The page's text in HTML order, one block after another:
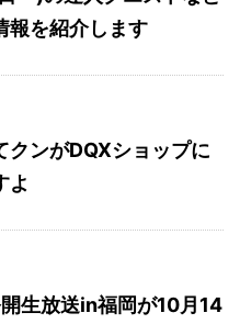
報を紹介します
クンがDQXショップに
よ
生放送in福岡が10月14